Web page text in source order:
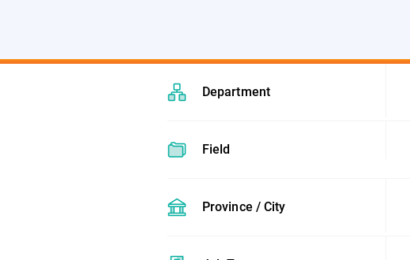
Department
Field
Province / City